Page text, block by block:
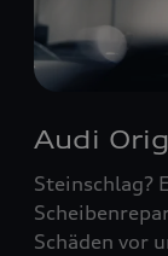
Audi
Steinschlag?
Schäden vor